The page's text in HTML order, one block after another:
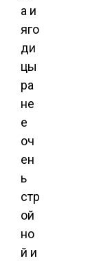
а и
яго
ди
цы
ра
не
е
оч
ен
ь
стр
ой
но
й и